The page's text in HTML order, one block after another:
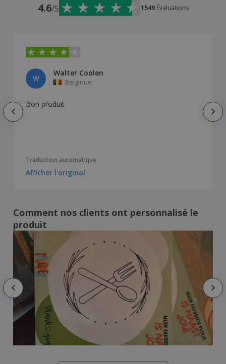
4.6/5 1549 Évaluations
W
Walter Coolen
Belgique
Bon produit
Traduction automatique
Afficher l'original
Comment nos clients ont personnalisé le
produit